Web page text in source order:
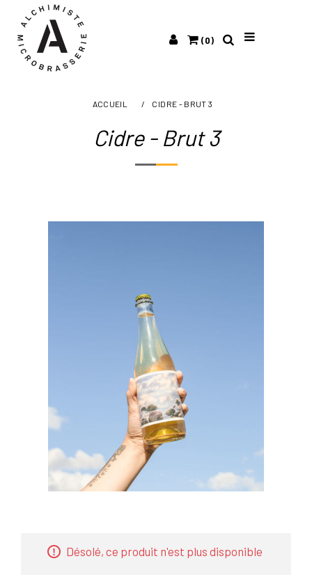
(0)
ACCUEIL / CIDRE - BRUT 3
Cidre - Brut 3
Désolé, ce produit n'est plus disponible